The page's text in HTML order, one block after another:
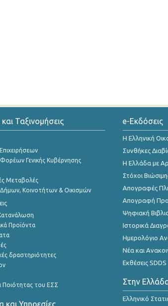
Ταξινομήσεις
Γενικής Κυβέρνησης
Μεταβολές
Κοινοτήτων & Οικισμών
Προϊόντα
δραστηριότητες
Ποιότητας του ΕΣΣ
και Υπηρεσίες
e-Εκδόσεις
Η Ελληνική
Συνθήκες
Η Ελλάδα με
Στόχοι
Απογραφές
Απογραφή
Ψηφιακή
Ιστορικά
Ημερολόγιο
Νέα και
Εκθέσεις SDDS
Στην
Ελληνικό